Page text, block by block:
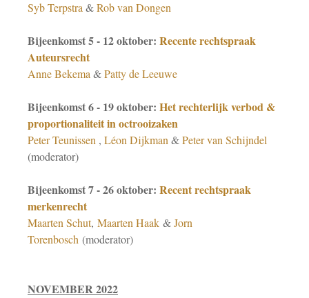
Syb Terpstra &Rob van Dongen
Bijeenkomst 5 - 12 oktober: Recente rechtspraak
Auteursrecht
Anne Bekema &Patty de Leeuwe
Bijeenkomst 6 - 19 oktober: Het rechterlijk verbod &
proportionaliteit in octrooizaken
Peter Teunissen , Léon Dijkman &Peter van Schijndel
(moderator)
Bijeenkomst 7 - 26 oktober: Recent rechtspraak
merkenrecht
Maarten Schut, Maarten Haak &Jorn
Torenbosch (moderator)
NOVEMBER 2022